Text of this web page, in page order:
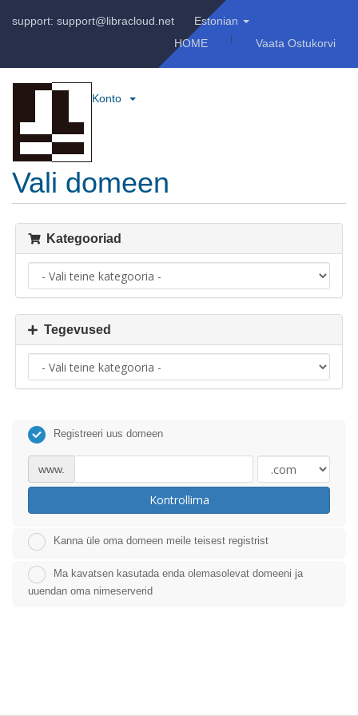
support: support@libracloud.net
Estonian
HOME
Vaata Ostukorvi
Konto
Vali domeen
Kategooriad
Tegevused
Registreeri uus domeen
www.
Kontrollima
Kanna üle oma domeen meile teisest registrist
Ma kavatsen kasutada enda olemasolevat domeeni ja
uuendan oma nimeserverid